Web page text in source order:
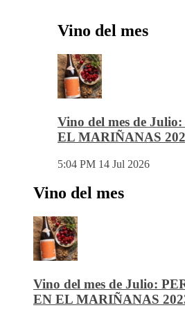
Vino del mes
Vino del mes de
EL MARIÑANAS
5:04 PM 14 Jul 2026
Vino del mes
Vino del mes de Julio:
EN EL MARIÑANAS